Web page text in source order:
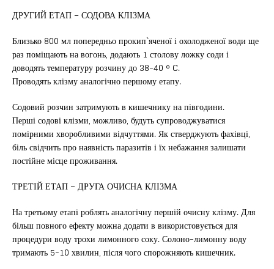
ДРУГИЙ ЕТАП – СОДОВА КЛІЗМА
Близько 800 мл попередньо прокип`яченої і охолодженої води ще
раз поміщають на вогонь, додають 1 столову ложку соди і
доводять температуру розчину до 38-40 ° C.
Проводять клізму аналогічно першому етапу.
Содовий розчин затримують в кишечнику на півгодини.
Перші содові клізми, можливо, будуть супроводжуватися
помірними хворобливими відчуттями. Як стверджують фахівці,
біль свідчить про наявність паразитів і їх небажання залишати
постійне місце проживання.
ТРЕТІЙ ЕТАП – ДРУГА ОЧИСНА КЛІЗМА
На третьому етапі роблять аналогічну першій очисну клізму. Для
більш повного ефекту можна додати в використовується для
процедури воду трохи лимонного соку. Солоно-лимонну воду
тримають 5-10 хвилин, після чого спорожняють кишечник.